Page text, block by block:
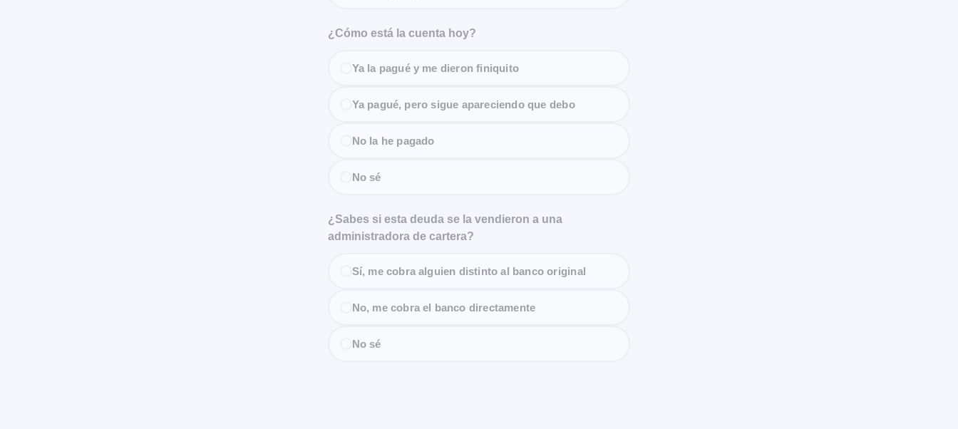
¿Cómo está la cuenta hoy?
Ya la pagué y me dieron finiquito
Ya pagué, pero sigue apareciendo que debo
No la he pagado
No sé
¿Sabes si esta deuda se la vendieron a una
administradora de cartera?
Sí, me cobra alguien distinto al banco original
No, me cobra el banco directamente
No sé